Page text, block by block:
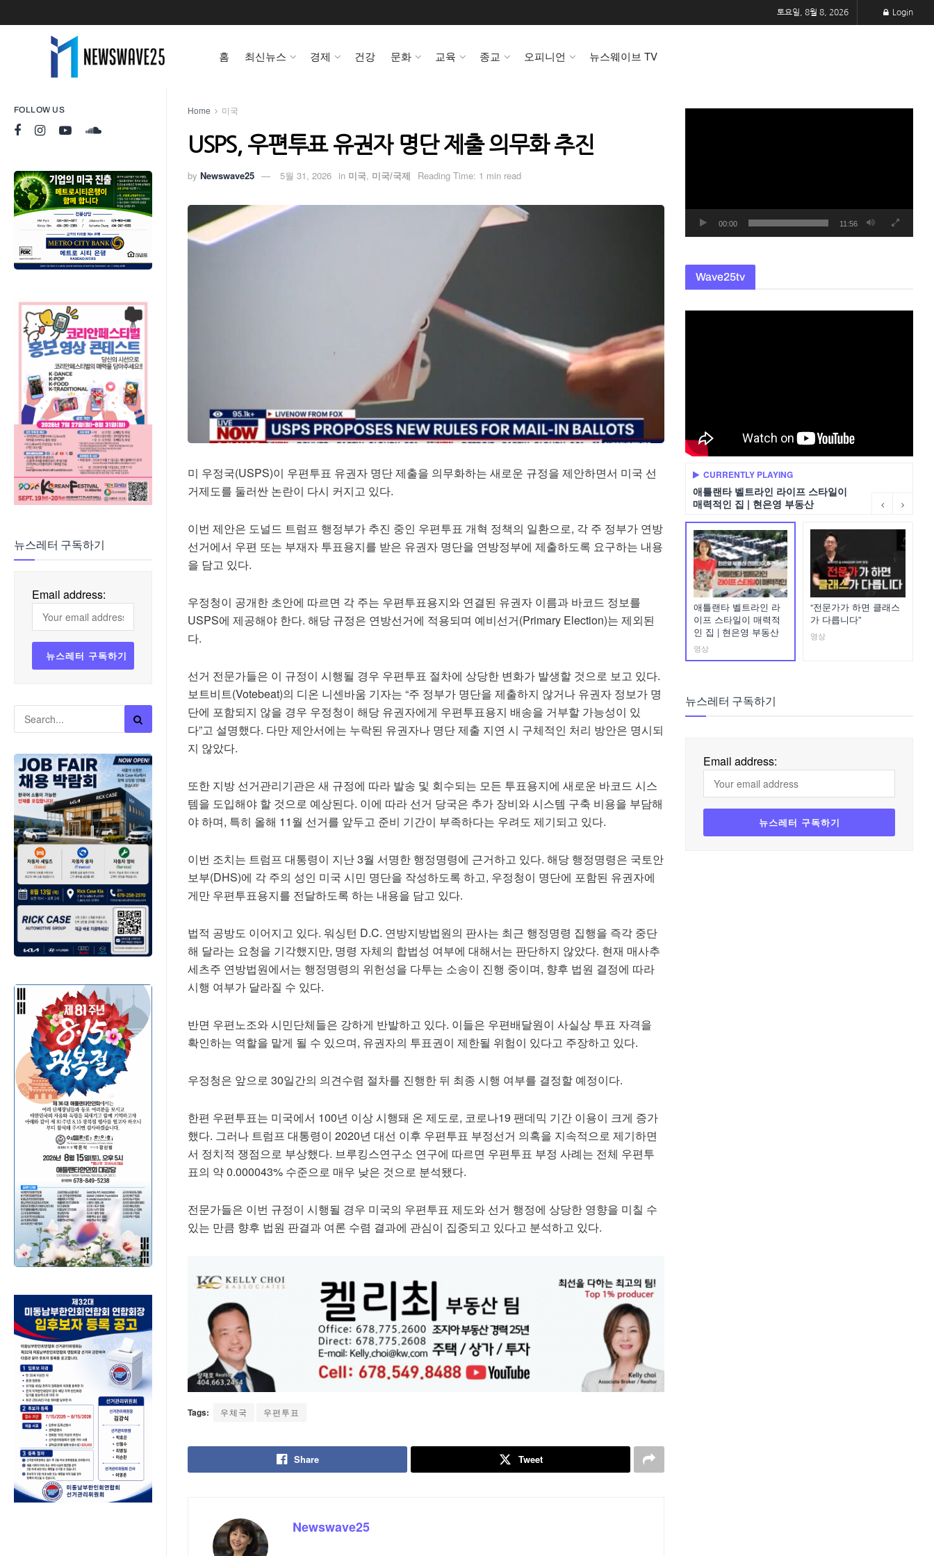
FOLLOW US
뉴스레터 구독하기
Email address:
토요일, 8월 8, 2026 Login
홈 최신뉴스 경제 건강 문화 교육 종교 오피니언 뉴스웨이브 TV
Home 미국
USPS, 우편투표 유권자 명단 제출 의무화 추진
by Newswave25 5월 31, 2026 in 미국, 미국/국제 Reading Time: 1 min read
미 우정국(USPS)이 우편투표 유권자 명단 제출을 의무화하는 새로운 규정을 제안하면서 미국 선
거제도를 둘러싼 논란이 다시 커지고 있다.
이번 제안은 도널드 트럼프 행정부가 추진 중인 우편투표 개혁 정책의 일환으로, 각 주 정부가 연방
선거에서 우편 또는 부재자 투표용지를 받은 유권자 명단을 연방정부에 제출하도록 요구하는 내용
을 담고 있다.
우정청이 공개한 초안에 따르면 각 주는 우편투표용지와 연결된 유권자 이름과 바코드 정보를
USPS에 제공해야 한다. 해당 규정은 연방선거에 적용되며 예비선거(Primary Election)는 제외된
다.
선거 전문가들은 이 규정이 시행될 경우 우편투표 절차에 상당한 변화가 발생할 것으로 보고 있다.
보트비트(Votebeat)의 디온 니센바움 기자는 “주 정부가 명단을 제출하지 않거나 유권자 정보가 명
단에 포함되지 않을 경우 우정청이 해당 유권자에게 우편투표용지 배송을 거부할 가능성이 있
다”고 설명했다. 다만 제안서에는 누락된 유권자나 명단 제출 지연 시 구체적인 처리 방안은 명시되
지 않았다.
또한 지방 선거관리기관은 새 규정에 따라 발송 및 회수되는 모든 투표용지에 새로운 바코드 시스
템을 도입해야 할 것으로 예상된다. 이에 따라 선거 당국은 추가 장비와 시스템 구축 비용을 부담해
야 하며, 특히 올해 11월 선거를 앞두고 준비 기간이 부족하다는 우려도 제기되고 있다.
이번 조치는 트럼프 대통령이 지난 3월 서명한 행정명령에 근거하고 있다. 해당 행정명령은 국토안
보부(DHS)에 각 주의 성인 미국 시민 명단을 작성하도록 하고, 우정청이 명단에 포함된 유권자에
게만 우편투표용지를 전달하도록 하는 내용을 담고 있다.
법적 공방도 이어지고 있다. 워싱턴 D.C. 연방지방법원의 판사는 최근 행정명령 집행을 즉각 중단
해 달라는 요청을 기각했지만, 명령 자체의 합법성 여부에 대해서는 판단하지 않았다. 현재 매사추
세츠주 연방법원에서는 행정명령의 위헌성을 다투는 소송이 진행 중이며, 향후 법원 결정에 따라
시행 여부가 달라질 수 있다.
반면 우편노조와 시민단체들은 강하게 반발하고 있다. 이들은 우편배달원이 사실상 투표 자격을
확인하는 역할을 맡게 될 수 있으며, 유권자의 투표권이 제한될 위험이 있다고 주장하고 있다.
우정청은 앞으로 30일간의 의견수렴 절차를 진행한 뒤 최종 시행 여부를 결정할 예정이다.
한편 우편투표는 미국에서 100년 이상 시행돼 온 제도로, 코로나19 팬데믹 기간 이용이 크게 증가
했다. 그러나 트럼프 대통령이 2020년 대선 이후 우편투표 부정선거 의혹을 지속적으로 제기하면
서 정치적 쟁점으로 부상했다. 브루킹스연구소 연구에 따르면 우편투표 부정 사례는 전체 우편투
표의 약 0.000043% 수준으로 매우 낮은 것으로 분석됐다.
전문가들은 이번 규정이 시행될 경우 미국의 우편투표 제도와 선거 행정에 상당한 영향을 미칠 수
있는 만큼 향후 법원 판결과 여론 수렴 결과에 관심이 집중되고 있다고 분석하고 있다.
Tags: 우체국 우편투표
Share Tweet
Newswave25
00:00 11:56
Wave25tv
CURRENTLY PLAYING
애틀랜타 벨트라인 라이프 스타일이
매력적인 집 | 현은영 부동산
애틀랜타 벨트라인 라
이프 스타일이 매력적
인 집 | 현은영 부동산
영상
“전문가가 하면 클래스
가 다릅니다”
영상
뉴스레터 구독하기
Email address: